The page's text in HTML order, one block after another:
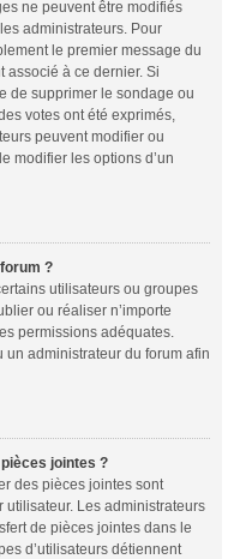
ne peuvent être modifiés
administrateurs. Pour
le premier message du
associé à ce dernier. Si
de supprimer le sondage ou
votes ont été exprimés,
peuvent modifier ou
modifier les options d’un
?
utilisateurs ou groupes
ou réaliser n’importe
permissions adéquates.
un administrateur du forum afin
jointes ?
des pièces jointes sont
Les administrateurs
de pièces jointes dans le
d’utilisateurs détiennent